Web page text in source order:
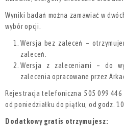
Wyniki badań można zamawiać w
wybór opcji.
Wersja bez zaleceń –
zaleceń.
Wersja z zaleceniami – do
zalecenia opracowane przez
Rejestracja telefoniczna 505 099 446
od poniedziałku do piątku, od godz.
Dodatkowy gratis otrzymujesz: